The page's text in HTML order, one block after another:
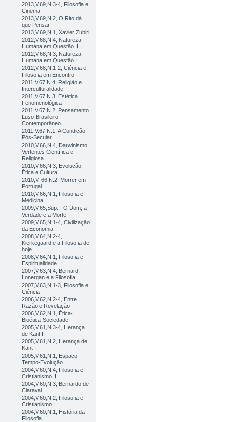
2013,V.69,N.3-4, Filosofia e
Cinema
2013,V.69,N.2, O Rito dá
que Pensar
2013,V.69,N.1, Xavier Zubiri
2012,V.68,N.4, Natureza
Humana em Questão II
2012,V.68,N.3, Natureza
Humana em Questão I
2012,V.68,N.1-2, Ciência e
Filosofia em Encontro
2011,V.67,N.4, Religião e
Interculturalidade
2011,V.67,N.3, Estética
Fenomenológica
2011,V.67,N.2, Pensamento
Luso-Brasileiro
Contemporâneo
2011,V.67,N.1, A Condição
Pós-Secular
2010,V.66,N.4, Darwinismo:
Vertentes Científica e
Religiosa
2010,V.66,N.3, Evolução,
Ética e Cultura
2010,V. 66,N.2, Morrer em
Portugal
2010,V.66,N.1, Filosofia e
Medicina
2009,V.65,Sup. - O Dom, a
Verdade e a Morte
2009,V.65,N.1-4, Civilização
da Economia
2008,V.64,N.2-4,
Kierkegaard e a Filosofia de
hoje
2008,V.64,N.1, Filosofia e
Espiritualidade
2007,V.63,N.4, Bernard
Lonergan e a Filosofia
2007,V.63,N.1-3, Filosofia e
Ciência
2006,V.62,N.2-4, Entre
Razão e Revelação
2006,V.62,N.1, Ética-
Bioética-Sociedade
2005,V.61,N.3-4, Herança
de Kant II
2005,V.61,N.2, Herança de
Kant I
2005,V.61,N.1, Espaço-
Tempo-Evolução
2004,V.60,N.4, Filosofia e
Cristianismo II
2004,V.60,N.3, Bernardo de
Claraval
2004,V.60,N.2, Filosofia e
Cristianismo I
2004,V.60,N.1, História da
Filosofia